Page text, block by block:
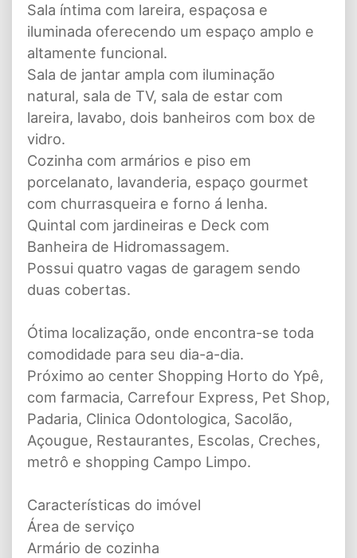
Sala íntima com lareira, espaçosa e
iluminada oferecendo um espaço amplo e
altamente funcional.
Sala de jantar ampla com iluminação
natural, sala de TV, sala de estar com
lareira, lavabo, dois banheiros com box de
vidro.
Cozinha com armários e piso em
porcelanato, lavanderia, espaço gourmet
com churrasqueira e forno á lenha.
Quintal com jardineiras e Deck com
Banheira de Hidromassagem.
Possui quatro vagas de garagem sendo
duas cobertas.
Ótima localização, onde encontra-se toda
comodidade para seu dia-a-dia.
Próximo ao center Shopping Horto do Ypê,
com farmacia, Carrefour Express, Pet Shop,
Padaria, Clinica Odontologica, Sacolão,
Açougue, Restaurantes, Escolas, Creches,
metrô e shopping Campo Limpo.
Características do imóvel
Área de serviço
Armário de cozinha